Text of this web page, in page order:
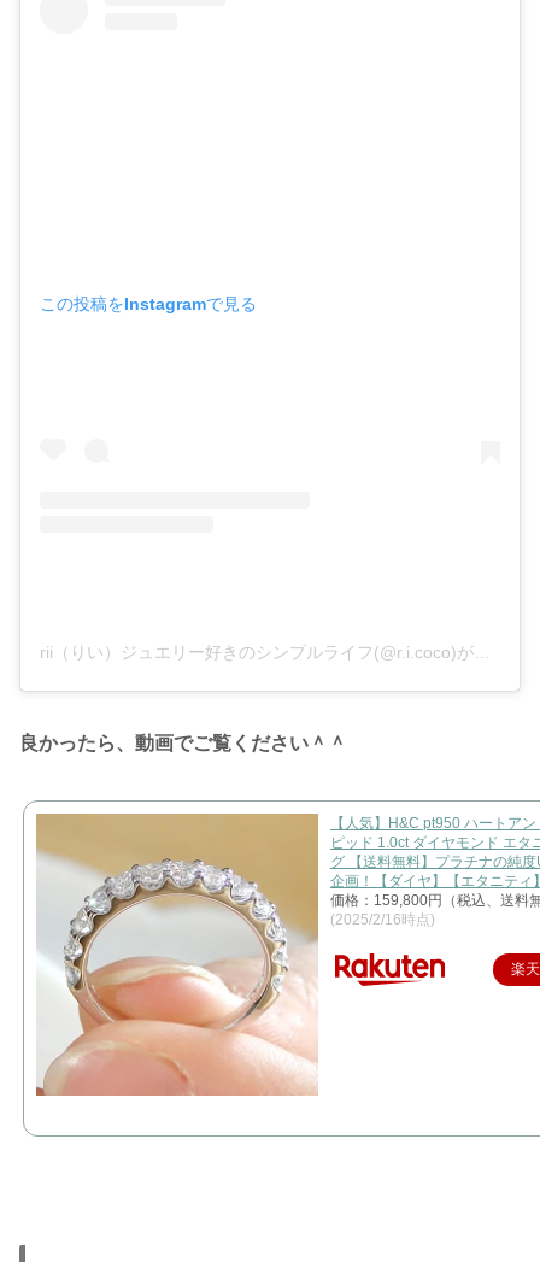
この投稿をInstagramで見る
良かったら、動画でご覧ください＾＾
【人気】H&C pt950 ハートア
ピッド 1.0ct ダイヤモンド エタ
グ 【送料無料】プラチナの純
企画！【ダイヤ】【エタニティ
価格：159,800円（税込、送料
(2025/2/16時点)
楽